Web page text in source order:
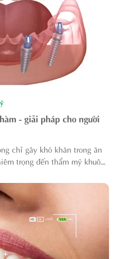
- giải pháp cho người
chỉ gây khó khăn trong ăn
trọng đến thẩm mỹ khuôn